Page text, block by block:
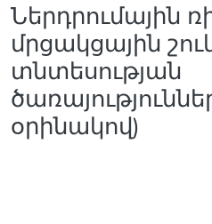
Ներդրումային
մրցակցային
տնտեսության
օրինակով)